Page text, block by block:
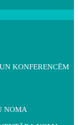
KONFERENCĒM
NOMA